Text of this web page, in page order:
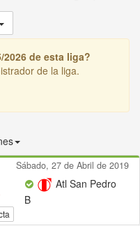
de esta liga?
de la liga.
Sábado, 27 de Abril de 2019
Atl San Pedro
B